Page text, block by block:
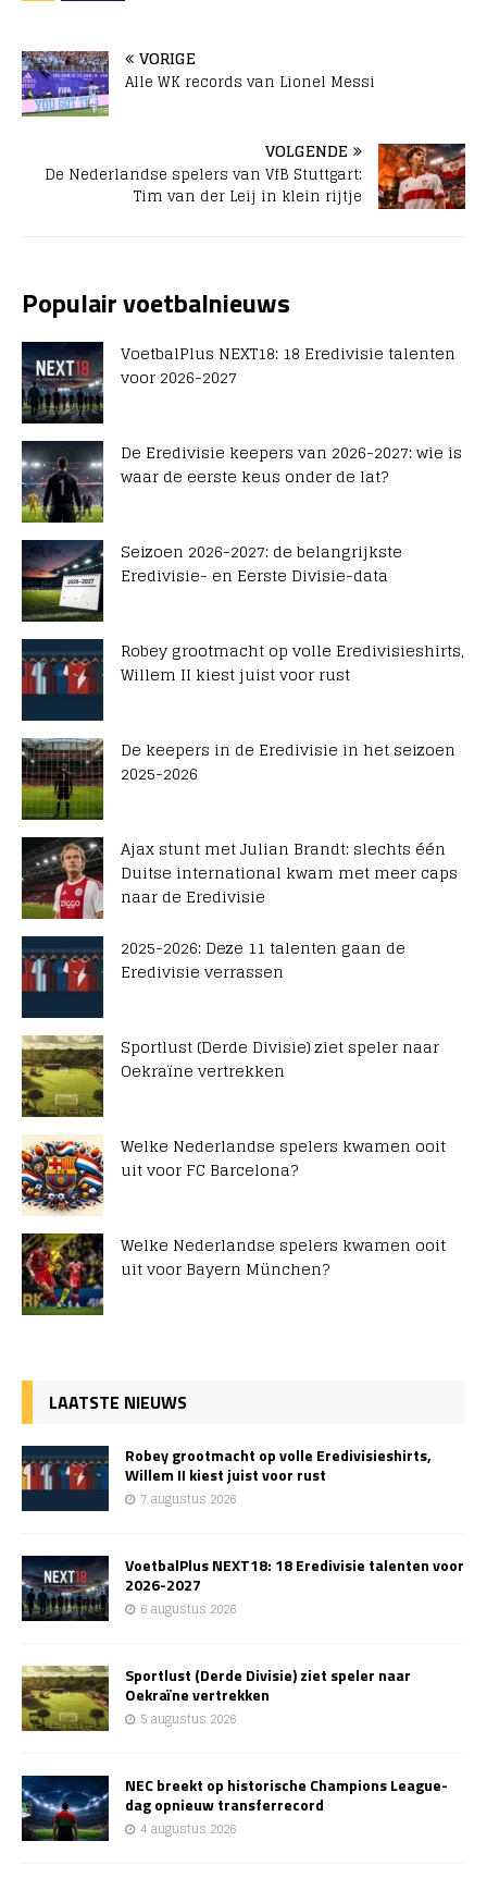
VORIGE
Alle WK records van Lionel Messi
VOLGENDE
De Nederlandse spelers van VfB Stuttgart:
Tim van der Leij in klein rijtje
Populair voetbalnieuws
VoetbalPlus NEXT18: 18 Eredivisie talenten
voor 2026-2027
De Eredivisie keepers van 2026-2027: wie is
waar de eerste keus onder de lat?
Seizoen 2026-2027: de belangrijkste
Eredivisie- en Eerste Divisie-data
Robey grootmacht op volle Eredivisieshirts,
Willem II kiest juist voor rust
De keepers in de Eredivisie in het seizoen
2025-2026
Ajax stunt met Julian Brandt: slechts één
Duitse international kwam met meer caps
naar de Eredivisie
2025-2026: Deze 11 talenten gaan de
Eredivisie verrassen
Sportlust (Derde Divisie) ziet speler naar
Oekraïne vertrekken
Welke Nederlandse spelers kwamen ooit
uit voor FC Barcelona?
Welke Nederlandse spelers kwamen ooit
uit voor Bayern München?
LAATSTE NIEUWS
Robey grootmacht op volle Eredivisieshirts,
Willem II kiest juist voor rust
7 augustus 2026
VoetbalPlus NEXT18: 18 Eredivisie talenten voor
2026-2027
6 augustus 2026
Sportlust (Derde Divisie) ziet speler naar
Oekraïne vertrekken
5 augustus 2026
NEC breekt op historische Champions League-
dag opnieuw transferrecord
4 augustus 2026